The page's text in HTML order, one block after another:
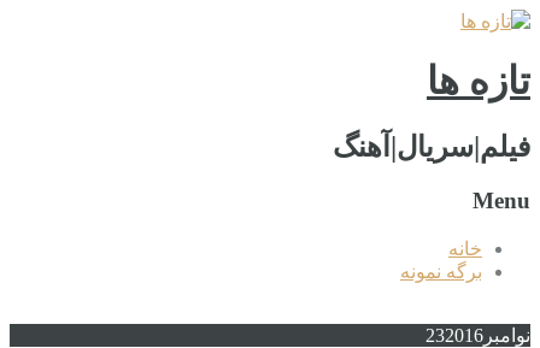
تازه ها
فیلم|سریال|آهنگ
Menu
خانه
برگه نمونه
نوامبر 232016